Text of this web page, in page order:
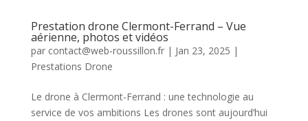
Prestation drone Clermont-Ferrand – Vue
aérienne, photos et vidéos
par contact@web-roussillon.fr| Jan 23, 2025 |
Prestations Drone
Le drone à Clermont-Ferrand : une technologie au
service de vos ambitions Les drones sont aujourd’hui